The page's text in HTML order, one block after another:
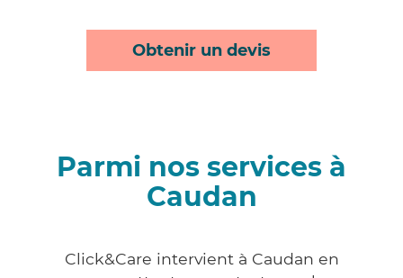
Obtenir un devis
Parmi nos services à
Caudan
Click&Care intervient à Caudan en